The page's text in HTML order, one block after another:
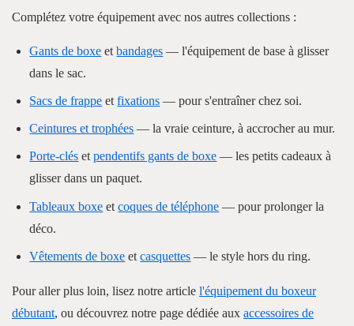
Complétez votre équipement avec nos autres collections :
Gants de boxe etbandages — l'équipement de base à glisser
dans le sac.
Sacs de frappe etfixations — pour s'entraîner chez soi.
Ceintures et trophées — la vraie ceinture, à accrocher au mur.
Porte-clés etpendentifs gants de boxe — les petits cadeaux à
glisser dans un paquet.
Tableaux boxe etcoques de téléphone — pour prolonger la
déco.
Vêtements de boxe etcasquettes — le style hors du ring.
Pour aller plus loin, lisez notre article l'équipement du boxeur
débutant, ou découvrez notre page dédiée aux accessoires de